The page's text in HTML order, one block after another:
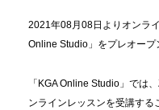
2021年08月08日よりオンラ
Online Studio」をプレオープ
「KGA Online Studio」では
ンラインレッスンを受講する